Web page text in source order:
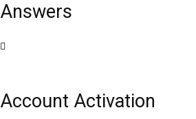
Answers
Account Activation